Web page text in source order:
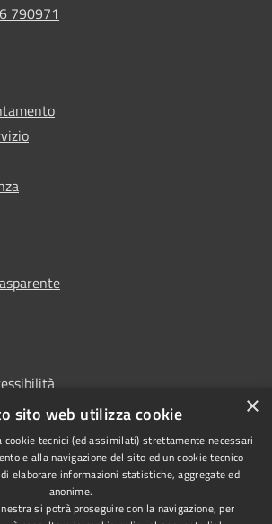
790971
×
sito web utilizza cookie
tecnici (ed assimilati) strettamente necessari
e alla navigazione del sito ed un cookie tecnico
elaborare informazioni statistiche, aggregate ed
anonime.
si potrà proseguire con la navigazione, per